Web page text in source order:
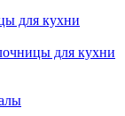
для кухни
для кухни